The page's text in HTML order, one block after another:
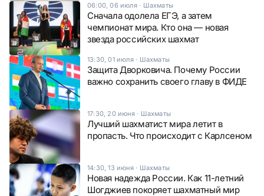
06:00, 06 июля· Шахматы
Сначала одолела ЕГЭ, а затем
чемпионат мира. Кто она — новая
звезда российских шахмат
13:30, 01 июля· Шахматы
Защита Дворковича. Почему России
важно сохранить своего главу в ФИДЕ
17:30, 20 июня· Шахматы
Лучший шахматист мира летит в
пропасть. Что происходит с Карлсеном
14:30, 13 июня· Шахматы
Новая надежда России. Как 11-летний
Шогджиев покоряет шахматный мир